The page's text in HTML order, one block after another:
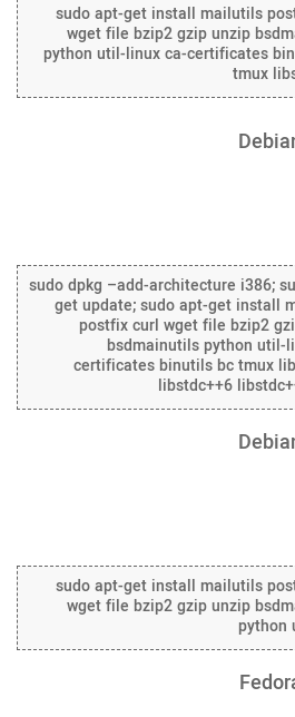
sudo apt-get install mailutils
wget file bzip2 gzip unzip
python util-linux ca-certificates
tmux
sudo dpkg –add-architecture i386;
get update; sudo apt-get install
postfix curl wget file bzip2
bsdmainutils python util-
certificates binutils bc tmux
libstdc++6
sudo apt-get install mailutils
wget file bzip2 gzip unzip
python